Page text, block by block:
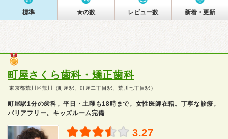
標準 ★の数 レビュー数 新着・更新
町屋さくら歯科・矯正歯科
東京都荒川区荒川（町屋駅、町屋二丁目駅、荒川七丁目駅）
町屋駅1分の歯科。平日・土曜も18時まで。女性医師在籍。丁寧な診療。
バリアフリー。キッズルーム完備
3.27